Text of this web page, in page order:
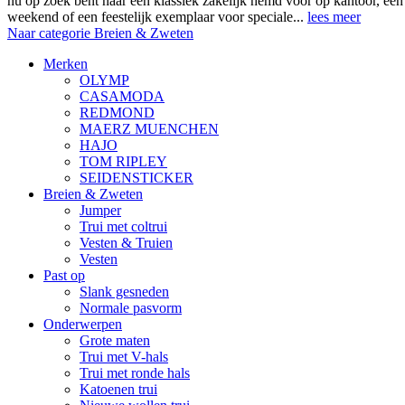
weekend of een feestelijk exemplaar voor speciale... lees meer
Naar categorie Breien & Zweten
Merken
OLYMP
CASAMODA
REDMOND
MAERZ MUENCHEN
HAJO
TOM RIPLEY
SEIDENSTICKER
Breien & Zweten
Jumper
Trui met coltrui
Vesten & Truien
Vesten
Past op
Slank gesneden
Normale pasvorm
Onderwerpen
Grote maten
Trui met V-hals
Trui met ronde hals
Katoenen trui